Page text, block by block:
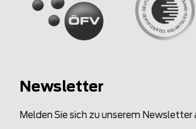
Newsletter
Melden Sie sich zu unserem Newsletter